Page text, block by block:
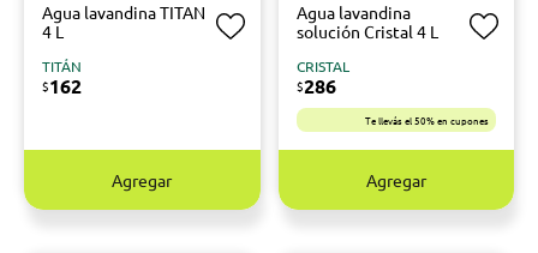
Agua lavandina TITAN
4 L
TITÁN
$162
Agregar
Agua lavandina
solución Cristal 4 L
CRISTAL
$286
Te llevás el 50% en cupones
Agregar